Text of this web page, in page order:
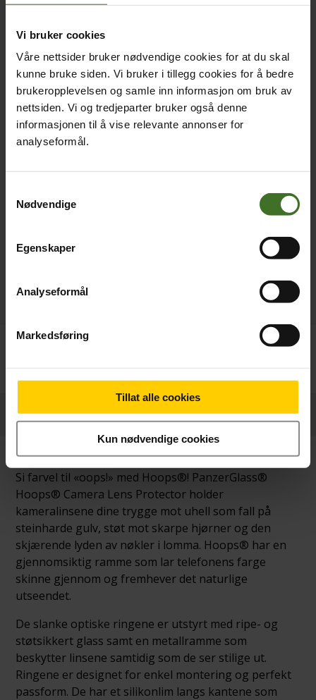
Vi bruker cookies
Våre nettsider bruker nødvendige cookies for at du skal
kunne bruke siden. Vi bruker i tillegg cookies for å bedre
brukeropplevelsen og samle inn informasjon om bruk av
nettsiden. Vi og tredjeparter bruker også denne
informasjonen til å vise relevante annonser for
analyseformål.
Nødvendige
Egenskaper
Analyseformål
Markedsføring
Tillat alle cookies
Kun nødvendige cookies
Produktinformasjon
Si farvel til «oops!» med Hoops®! PanzerGlass®
Hoops® Camera Lens Protector holder
kameralinsene dine trygge mot uhell som fall på
steinharde gulv, støt mot skarpe hjørner og den
skjærende lyden av nøkler i lomma. Hoops® har en
gjennomsiktig ramme som lar telefonens farge
skinne gjennom og fremhever det naturlige
utseendet.
De slanke optiske ringene er utstyrt med ripe- og
støtsikkert glass samt en metallramme som
beskytter linsene samtidig som de ser stilige ut.
Ringene er designet for enkel montering og perfekt
passform. De har et silikonlim langs kantene som